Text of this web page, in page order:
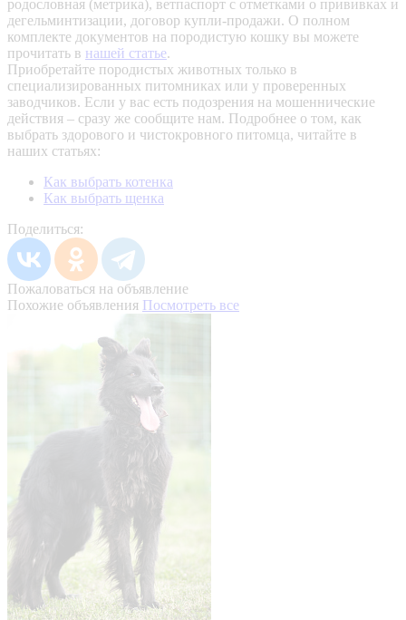
родословная (метрика), ветпаспорт с отметками о прививках и
дегельминтизации, договор купли-продажи. О полном
комплекте документов на породистую кошку вы можете
прочитать в нашей статье.
Приобретайте породистых животных только в
специализированных питомниках или у проверенных
заводчиков. Если у вас есть подозрения на мошеннические
действия – сразу же сообщите нам. Подробнее о том, как
выбрать здорового и чистокровного питомца, читайте в
наших статьях:
Как выбрать котенка
Как выбрать щенка
Поделиться:
Пожаловаться на объявление
Похожие объявления Посмотреть все